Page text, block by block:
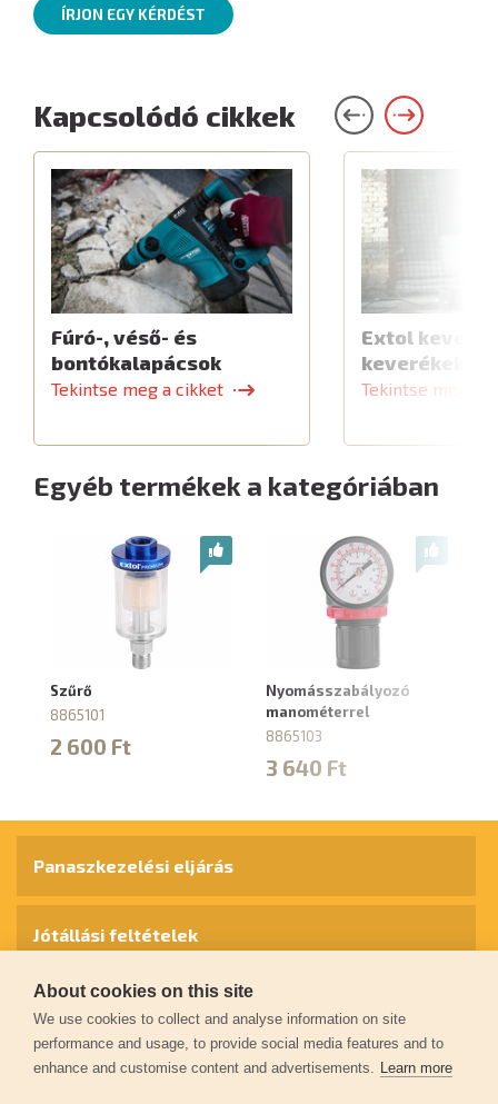
ÍRJON EGY KÉRDÉST
Kapcsolódó cikkek
Fúró-, véső- és
bontókalapácsok
Tekintse meg a cikket
Extol
Tekintse meg a
Egyéb termékek a kategóriában
Szűrő
8865101
2 600 Ft
Nyomásszabályozó
manométerrel
8865103
3 640 Ft
Panaszkezelési eljárás
Jótállási feltételek
Személyes adatok védelme
Kapcsolat
About cookies on this site
We use cookies to collect and analyse information on site
performance and usage, to provide social media features and to
enhance and customise content and advertisements. Learn more